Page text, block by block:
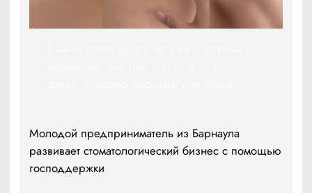
Молодой предприниматель из Барнаула
развивает стоматологический бизнес с помощью
господдержки